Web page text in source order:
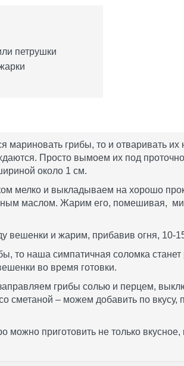
петрушки
мариновать грибы, то и отваривать их
Просто вымоем их под
около 1 см.
мелко и выкладываем на хорошо
маслом. Жарим его, помешивая,
вешенки и жарим, прибавив огня, 10-
то наша симпатичная соломка станет
во время готовки.
грибы солью и перцем,
сметаной – можем добавить по вкусу,
можно приготовить не только вкусное,